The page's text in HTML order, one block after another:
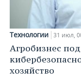
Технологии 31 июл,
Агробизнес
хозяйство